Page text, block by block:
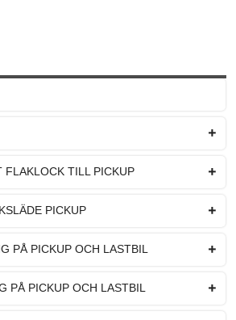
Caddy Maxi till Stockholms vägtransport.
FLAKLOCK TILL PICKUP
PICKUP
PÅ PICKUP OCH LASTBIL
PÅ PICKUP OCH LASTBIL